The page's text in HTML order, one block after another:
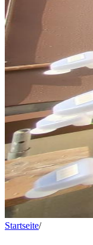
Startseite/Dachdecker